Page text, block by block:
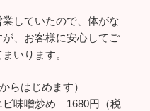
していたので、体がな
、お客様に安心してご
いります。
らはじめます）
ビ味噌炒め 1680円（税